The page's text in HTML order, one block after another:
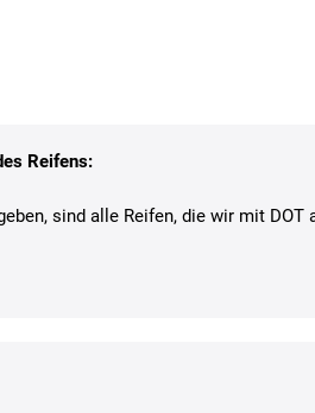
Reifens:
sind alle Reifen, die wir mit DOT